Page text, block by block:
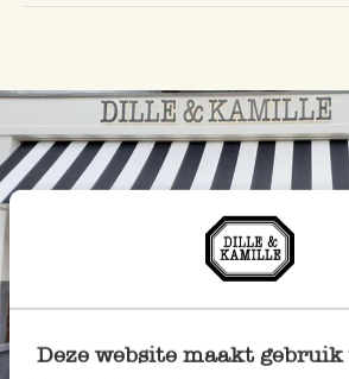
Deze website maakt gebruik
Toujours à